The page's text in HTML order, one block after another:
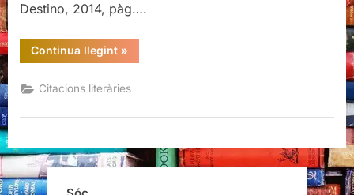
Destino, 2014, pàg….
Continua llegint“Citacions
literàries
La
vida
de
»
Citacions literàries